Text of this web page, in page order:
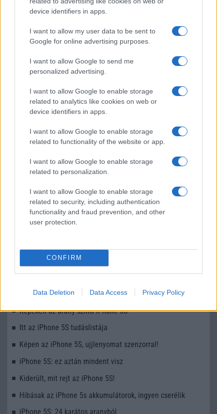
device identifiers in apps.
I want to allow my user data to be sent to
Google for online advertising purposes.
I want to allow Google to send me
personalized advertising.
I want to allow Google to enable storage
related to analytics like cookies on web or
device identifiers in apps.
I want to allow Google to enable storage
related to functionality of the website or app.
I want to allow Google to enable storage
related to personalization.
I want to allow Google to enable storage
related to security, including authentication
functionality and fraud prevention, and other
user protection.
CONFIRM
Data Deletion Data Access Privacy Policy
2026.06.29| Phone Arena
A szeptemberi eseményen az iPhone 18 Pro modellek
bemutatkozhat, miközben az áremelésekről szóló
találgatások továbbra is beárnyékolják a rajtot.
Google Maps vs. Waze: A két
navigációs óriás küzdelme a
2026.08.09| Android Police
Bár a Google mindkét alkalmazást birtokolja, még mindig
nyomós okunk van mindkettőt feltelepíteni.
Az Android rejtett automatizmusai: hat
funkció, amely észrevétlenül könnyíti
meg a mindennapokat
Sok felhasználó külön alkalmazásokra esküszik, pedig az
Android már évek óta olyan intelligens funkciókat kínál,
amelyek maguktól dolgoznak a háttérben.
KAPCSOLÓDÓ HÍREK
Igen, jön az aranyszínű iPhone
Képeken az arany színű iPhone 5S
Itt az iPhone 5S tudáslistája
Képen az iPhone 5S, ujjlenyomat szenzorral!
iPhone 5S: ez aztán mindent visz
Kiderült, mit rejt az iPhone 5S!
Hibásak az iPhone 5s akkumulátorok, ingyen cserélik
iPhone 5S: 24 karátos aranyból